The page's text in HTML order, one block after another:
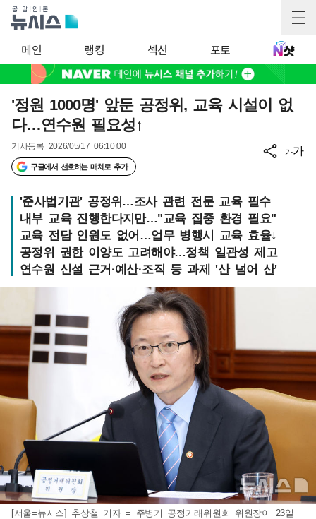
메인 랭킹 섹션 포토
'정원 1000명' 앞둔 공정위, 교육 시설이 없
다…연수원 필요성↑
기사등록 2026/05/17 06:10:00
구글에서 선호하는 매체로 추가
가가
'준사법기관' 공정위…조사 관련 전문 교육 필수
내부 교육 진행한다지만…"교육 집중 환경 필요"
교육 전담 인원도 없어…업무 병행시 교육 효율↓
공정위 권한 이양도 고려해야…정책 일관성 제고
연수원 신설 근거·예산·조직 등 과제 '산 넘어 산'
[서울=뉴시스] 추상철 기자 = 주병기 공정거래위원회 위원장이 23일